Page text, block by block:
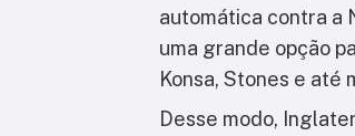
automática contra a
uma grande opção
Konsa, Stones e até
Desse modo,